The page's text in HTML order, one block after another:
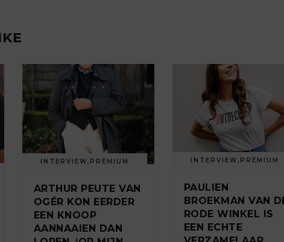
INTERVIEW, PREMIUM
ARTHUR PEUTE VAN
OGÉR KON EERDER
EEN KNOOP
AANNAAIEN DAN
INTERVIEW, PREMIUM
PAULIEN
BROEKMAN VAN
RODE WINKEL IS
EEN ECHTE